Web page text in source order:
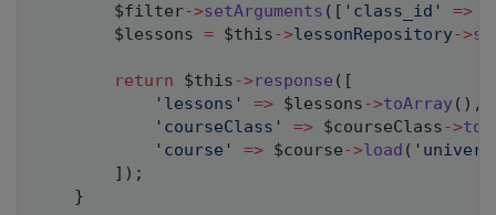
$filter->setArguments ( [ 'class_id' =>
$lessons = $this->lessonRepository->
return $this->response ( [
'lessons'
=> $lessons->toArray ( ) ,
'courseClass'
=> $courseClass->
'course'
=> $course->load (
] ) ;
}